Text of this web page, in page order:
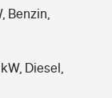
Benzin,
Diesel,